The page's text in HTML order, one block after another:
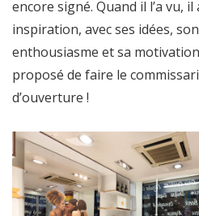
encore signé. Quand il l’a vu,
inspiration, avec ses idées,
enthousiasme et sa
proposé de faire le
d’ouverture !